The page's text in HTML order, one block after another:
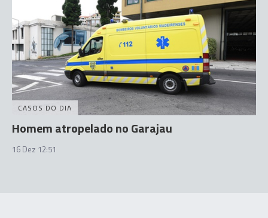
CASOS DO DIA
Homem atropelado no Garajau
16 Dez 12:51